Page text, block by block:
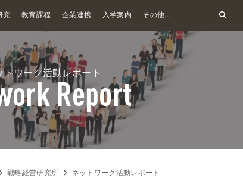
究 教育課程 企業連携 入学案内 その他...
トワーク活動レポート
Report
戦略経営研究所 ネットワーク活動レポート